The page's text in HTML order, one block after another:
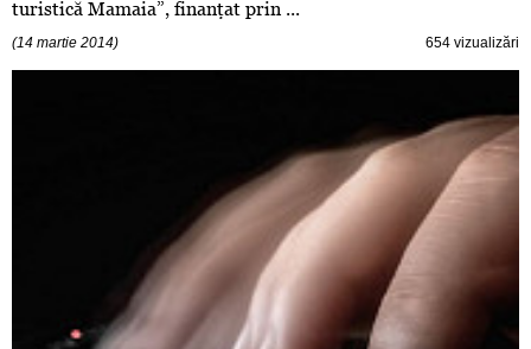
turistică Mamaia”, finanţat prin ...
(14 martie 2014) 654 vizualizări